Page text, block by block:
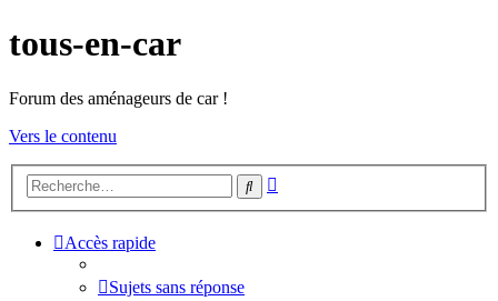
tous-en-car
Forum des aménageurs de car !
Vers le contenu
Rechercher
Accès rapide
Sujets sans réponse